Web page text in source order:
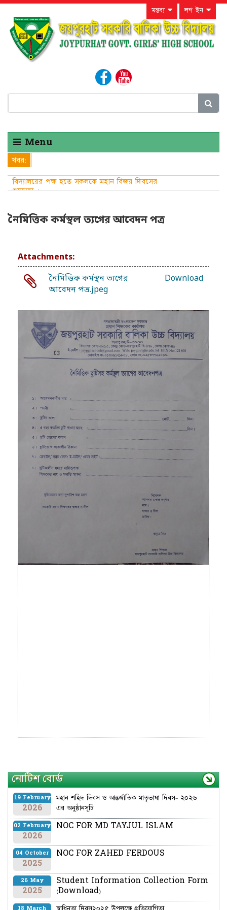
মন্তব্য লগ ইন
Menu
খবর:
বিদ্যালয়ের পক্ষ হতে সকলকে মহান বিজয় দিবসের
শুভেচ্ছা ।
নৈমিত্তিক কর্মস্থল ত্যগের আবেদন পত্র
Attachments:
নৈমিত্তিক কর্মস্থন ত্যগের
আবেদন পত্র.jpeg
Download
নোটিশ বোর্ড
19 February
2026
মহান শহিদ দিবস ও আন্তর্জাতিক মাতৃভাষা দিবস- ২০২৬
এর অনুষ্ঠানসূচি
02 February
2026
NOC FOR MD TAYJUL ISLAM
04 October
2025
NOC FOR ZAHED FERDOUS
26 May
2025
Student Information Collection Form
(Download)
18 March